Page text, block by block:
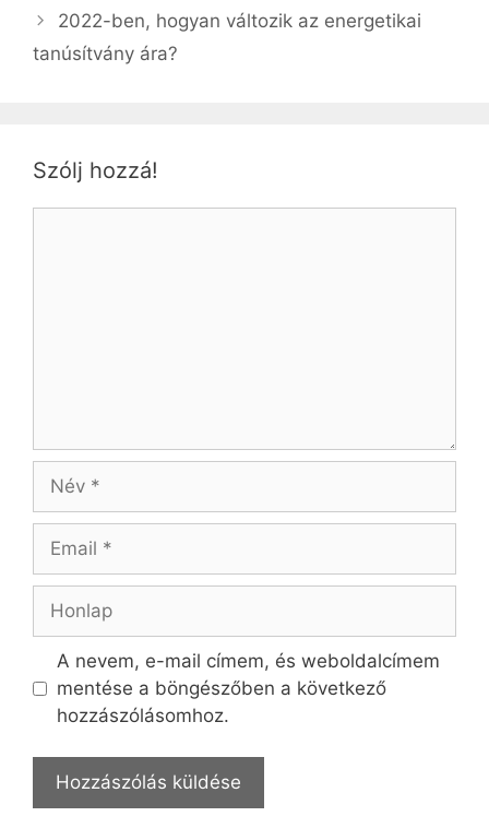
2022-ben, hogyan változik az energetikai
tanúsítvány ára?
Szólj hozzá!
A nevem, e-mail címem, és weboldalcímem
mentése a böngészőben a következő
hozzászólásomhoz.